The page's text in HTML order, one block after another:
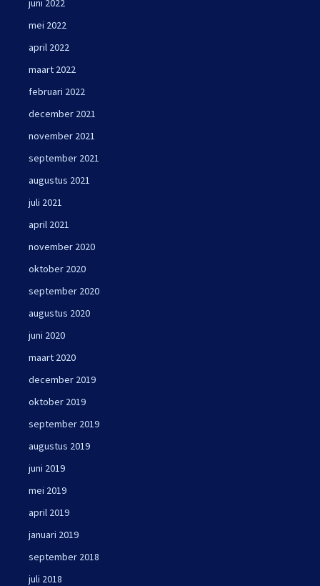
juni 2022
mei 2022
april 2022
maart 2022
februari 2022
december 2021
november 2021
september 2021
augustus 2021
juli 2021
april 2021
november 2020
oktober 2020
september 2020
augustus 2020
juni 2020
maart 2020
december 2019
oktober 2019
september 2019
augustus 2019
juni 2019
mei 2019
april 2019
januari 2019
september 2018
juli 2018